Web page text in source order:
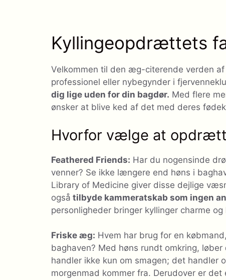
Kyllingeopdrættets
Velkommen til den æg-citerende verden
professionel eller nybegynder i
dig lige uden for din bagdør. Med flere
ønsker at blive ked af det med deres
Hvorfor vælge at
Feathered Friends: Har du nogensinde
venner? Se ikke længere end høns i
Library of Medicine giver disse dejlige
også tilbyde kammeratskab som ingen
personligheder bringer kyllinger charme
Friske æg: Hvem har brug for en
baghaven? Med høns rundt omkring,
handler ikke kun om smagen; det
morgenmad kommer fra. Derudover er